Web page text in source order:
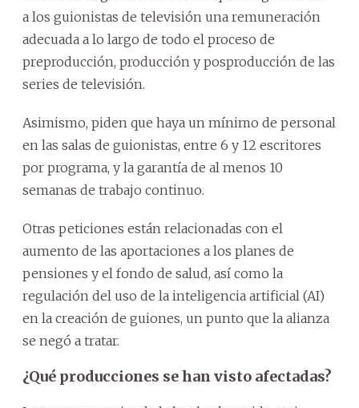
a los guionistas de televisión una remuneración
adecuada a lo largo de todo el proceso de
preproducción, producción y posproducción de las
series de televisión.
Asimismo, piden que haya un mínimo de personal
en las salas de guionistas, entre 6 y 12 escritores
por programa, y la garantía de al menos 10
semanas de trabajo continuo.
Otras peticiones están relacionadas con el
aumento de las aportaciones a los planes de
pensiones y el fondo de salud, así como la
regulación del uso de la inteligencia artificial (AI)
en la creación de guiones, un punto que la alianza
se negó a tratar.
¿Qué producciones se han visto afectadas?